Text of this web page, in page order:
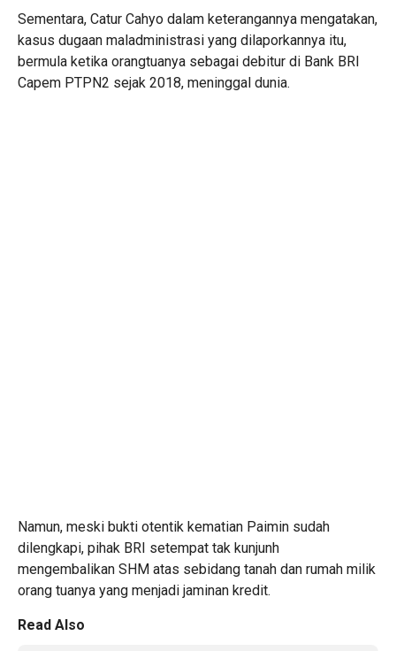
Sementara, Catur Cahyo dalam keterangannya mengatakan,
kasus dugaan maladministrasi yang dilaporkannya itu,
bermula ketika orangtuanya sebagai debitur di Bank BRI
Capem PTPN2 sejak 2018, meninggal dunia.
Namun, meski bukti otentik kematian Paimin sudah
dilengkapi, pihak BRI setempat tak kunjunh
mengembalikan SHM atas sebidang tanah dan rumah milik
orang tuanya yang menjadi jaminan kredit.
Read Also